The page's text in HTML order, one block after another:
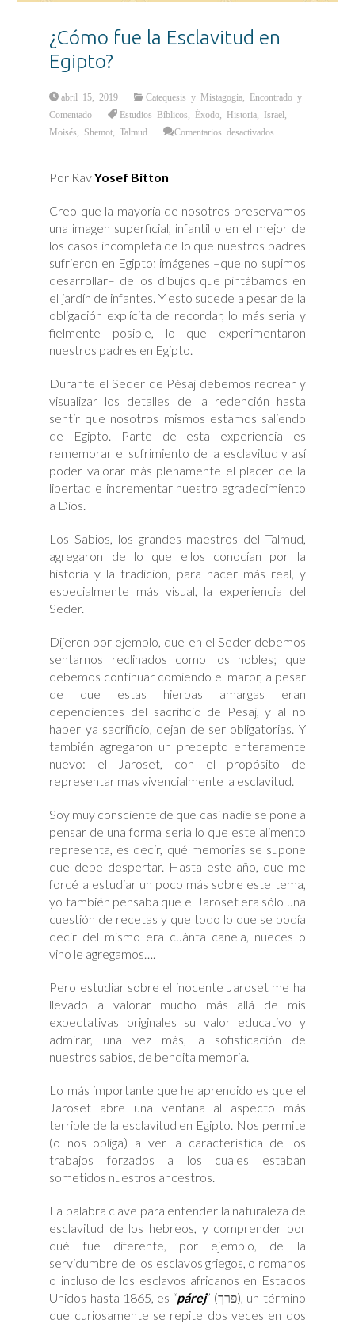
¿Cómo fue la Esclavitud en
Egipto?
abril 15, 2019 Catequesis y Mistagogia
Encontrado y
Comentado
Estudios Bíblicos Éxodo Historia Israel
Moisés
Shemot ,Talmud Comentarios desactivados
Por RavYosef Bitton
Creo que la mayoría de nosotros preservamos
una imagen superficial, infantil o en el mejor de
los casos incompleta de lo que nuestros padres
sufrieron en Egipto; imágenes –que no supimos
desarrollar– de los dibujos que pintábamos en
el jardín de infantes. Y esto sucede a pesar de la
obligación explícita de recordar, lo más seria y
fielmente posible, lo que experimentaron
nuestros padres en Egipto.
Durante el Seder de Pésaj debemos recrear y
visualizar los detalles de la redención hasta
sentir que nosotros mismos estamos saliendo
de Egipto. Parte de esta experiencia es
rememorar el sufrimiento de la esclavitud y así
poder valorar más plenamente el placer de la
libertad e incrementar nuestro agradecimiento
a Dios.
Los Sabios, los grandes maestros del Talmud,
agregaron de lo que ellos conocían por la
historia y la tradición, para hacer más real, y
especialmente más visual, la experiencia del
Seder.
Dijeron por ejemplo, que en el Seder debemos
sentarnos reclinados como los nobles; que
debemos continuar comiendo el maror, a pesar
de que estas hierbas amargas eran
dependientes del sacrificio de Pesaj, y al no
haber ya sacrificio, dejan de ser obligatorias. Y
también agregaron un precepto enteramente
nuevo: el Jaroset, con el propósito de
representar mas vivencialmente la esclavitud.
Soy muy consciente de que casi nadie se pone a
pensar de una forma seria lo que este alimento
representa, es decir, qué memorias se supone
que debe despertar. Hasta este año, que me
forcé a estudiar un poco más sobre este tema,
yo también pensaba que el Jaroset era sólo una
cuestión de recetas y que todo lo que se podía
decir del mismo era cuánta canela, nueces o
vino le agregamos….
Pero estudiar sobre el inocente Jaroset me ha
llevado a valorar mucho más allá de mis
expectativas originales su valor educativo y
admirar, una vez más, la sofisticación de
nuestros sabios, de bendita memoria.
Lo más importante que he aprendido es que el
Jaroset abre una ventana al aspecto más
terrible de la esclavitud en Egipto. Nos permite
(o nos obliga) a ver la característica de los
trabajos forzados a los cuales estaban
sometidos nuestros ancestros.
La palabra clave para entender la naturaleza de
esclavitud de los hebreos, y comprender por
qué fue diferente, por ejemplo, de la
servidumbre de los esclavos griegos, o romanos
o incluso de los esclavos africanos en Estados
Unidos hasta 1865, es “párej” (פרך), un término
que curiosamente se repite dos veces en dos